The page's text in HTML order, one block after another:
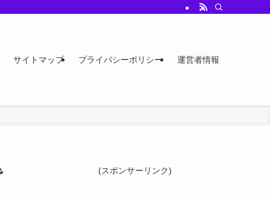
サイトマップ プライバシーポリシー 運営者情報
(スポンサーリンク)